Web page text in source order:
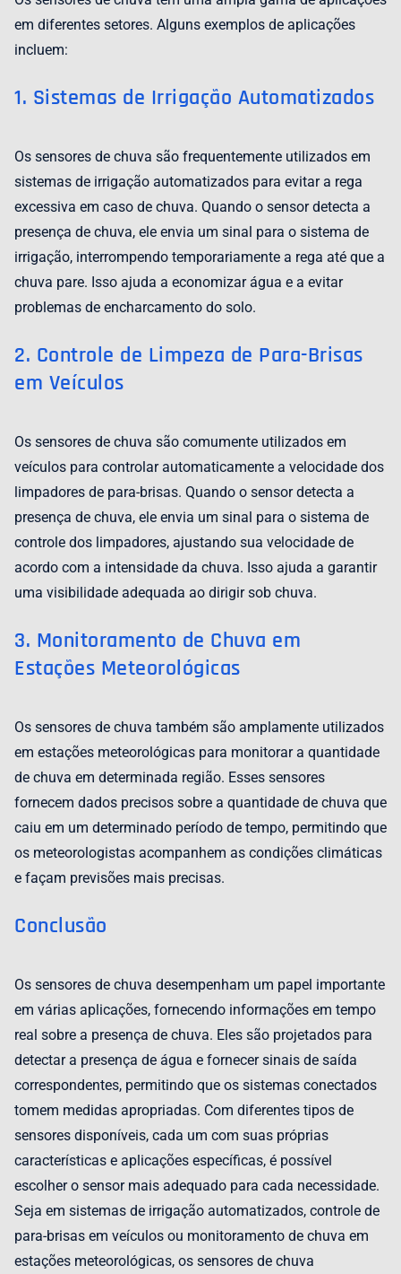
em diferentes setores. Alguns exemplos de aplicações
incluem:
1. Sistemas de Irrigação Automatizados
Os sensores de chuva são frequentemente utilizados em
sistemas de irrigação automatizados para evitar a rega
excessiva em caso de chuva. Quando o sensor detecta a
presença de chuva, ele envia um sinal para o sistema de
irrigação, interrompendo temporariamente a rega até que a
chuva pare. Isso ajuda a economizar água e a evitar
problemas de encharcamento do solo.
2. Controle de Limpeza de Para-Brisas
em Veículos
Os sensores de chuva são comumente utilizados em
veículos para controlar automaticamente a velocidade dos
limpadores de para-brisas. Quando o sensor detecta a
presença de chuva, ele envia um sinal para o sistema de
controle dos limpadores, ajustando sua velocidade de
acordo com a intensidade da chuva. Isso ajuda a garantir
uma visibilidade adequada ao dirigir sob chuva.
3. Monitoramento de Chuva em
Estações Meteorológicas
Os sensores de chuva também são amplamente utilizados
em estações meteorológicas para monitorar a quantidade
de chuva em determinada região. Esses sensores
fornecem dados precisos sobre a quantidade de chuva que
caiu em um determinado período de tempo, permitindo que
os meteorologistas acompanhem as condições climáticas
e façam previsões mais precisas.
Conclusão
Os sensores de chuva desempenham um papel importante
em várias aplicações, fornecendo informações em tempo
real sobre a presença de chuva. Eles são projetados para
detectar a presença de água e fornecer sinais de saída
correspondentes, permitindo que os sistemas conectados
tomem medidas apropriadas. Com diferentes tipos de
sensores disponíveis, cada um com suas próprias
características e aplicações específicas, é possível
escolher o sensor mais adequado para cada necessidade.
Seja em sistemas de irrigação automatizados, controle de
para-brisas em veículos ou monitoramento de chuva em
estações meteorológicas, os sensores de chuva